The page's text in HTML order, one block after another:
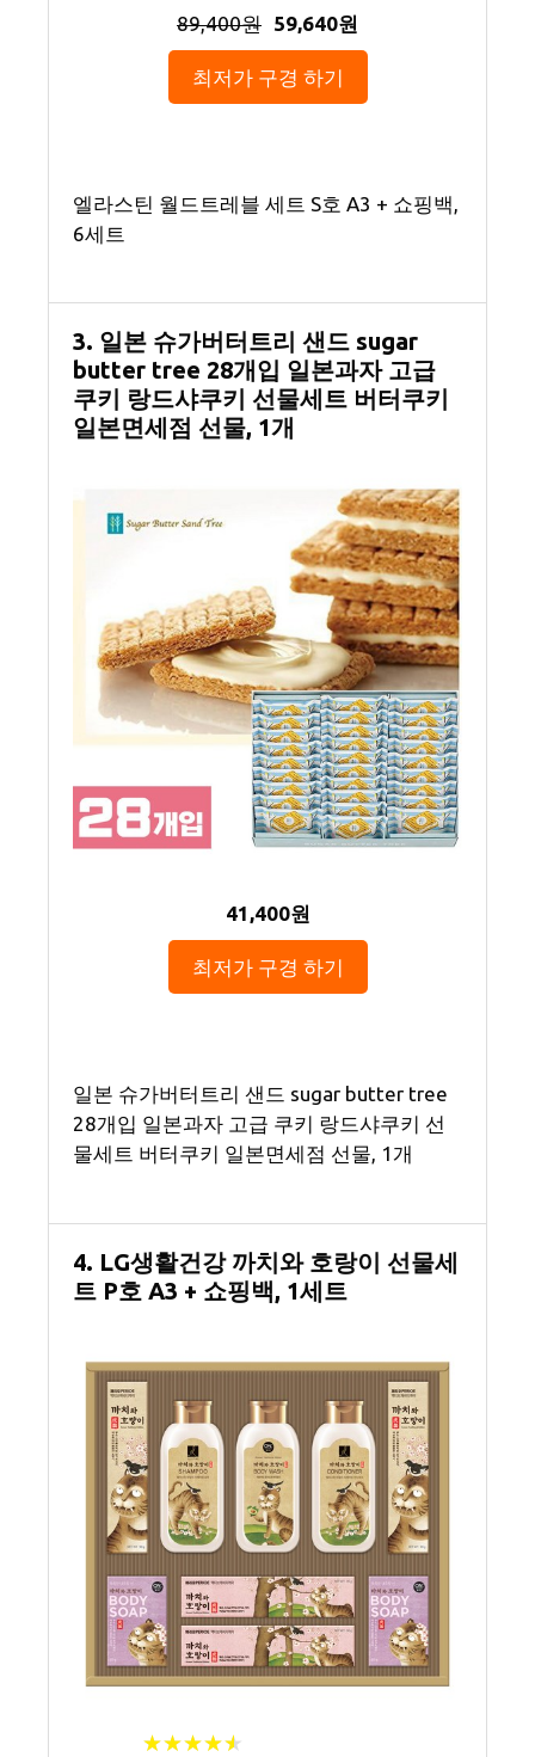
89,400원 59,640원
최저가 구경 하기
엘라스틴 월드트레블 세트 S호 A3 + 쇼핑백,
6세트
3. 일본 슈가버터트리 샌드 sugar
butter tree 28개입 일본과자 고급
쿠키 랑드샤쿠키 선물세트 버터쿠키
일본면세점 선물, 1개
41,400원
최저가 구경 하기
일본 슈가버터트리 샌드 sugar butter tree
28개입 일본과자 고급 쿠키 랑드샤쿠키 선
물세트 버터쿠키 일본면세점 선물, 1개
4. LG생활건강 까치와 호랑이 선물세
트 P호 A3 + 쇼핑백, 1세트
★★★★★
★★★★★